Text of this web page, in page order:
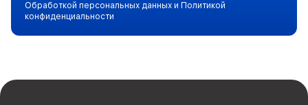
Обработкой персональных данных и Политикой
конфиденциальности